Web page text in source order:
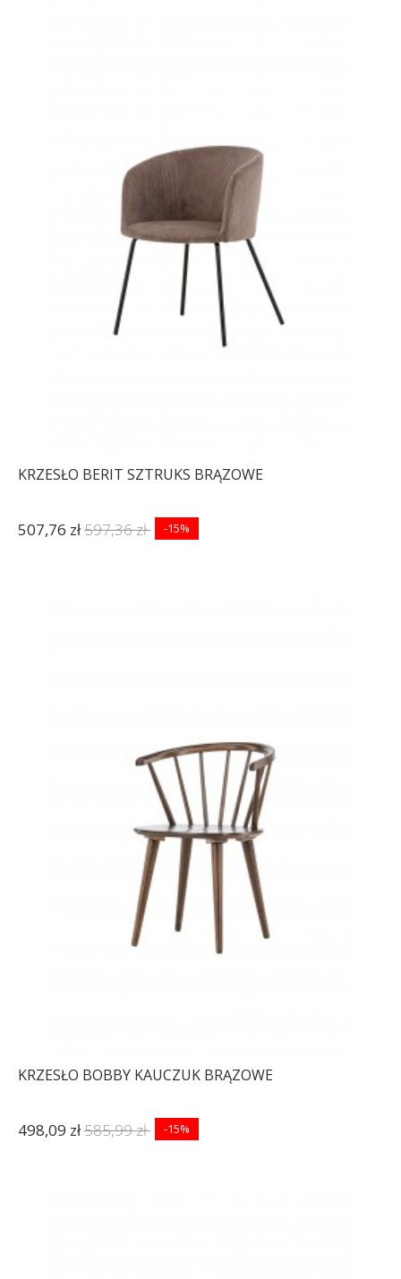
KRZESŁO BERIT SZTRUKS BRĄZOWE
507,76 zł597,36 zł -15%
KRZESŁO BOBBY KAUCZUK BRĄZOWE
498,09 zł585,99 zł -15%